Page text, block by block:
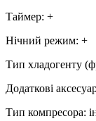
Таймер: +
Нічний режим: +
Тип хладогенту
Додаткові
Тип компресора: